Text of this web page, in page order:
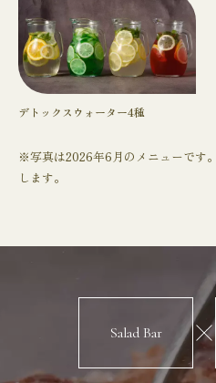
デトックスウォーター4種
※写真は2026年6月のメニューです
します。
Salad Bar